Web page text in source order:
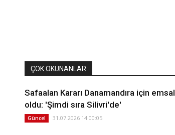
ÇOK OKUNANLAR
Safaalan Kararı Danamandıra için emsal
oldu: 'Şimdi sıra Silivri'de'
Güncel 31.07.2026 14:00:05